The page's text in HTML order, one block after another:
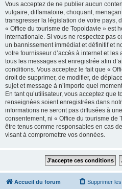
Vous acceptez de ne publier aucun
vulgaire, diffamatoire, choquant,
transgresser la législation de votre pays,
« Office du tourisme de Topoldavie » est
internationale. Si vous ne respectez pas
un bannissement immédiat et définitif et
votre fournisseur d’accès à internet et les
tous les messages est enregistrée afin
conditions. Vous acceptez le fait que «
droit de supprimer, de modifier, de
sujet et message à n’importe quel
En tant qu’utilisateur, vous acceptez que
renseignées soient enregistrées dans
informations ne seront pas diffusées à
consentement, ni « Office du tourisme de
être tenus comme responsables en cas
visant à compromettre vos données.
Accueil du forum Supprimer